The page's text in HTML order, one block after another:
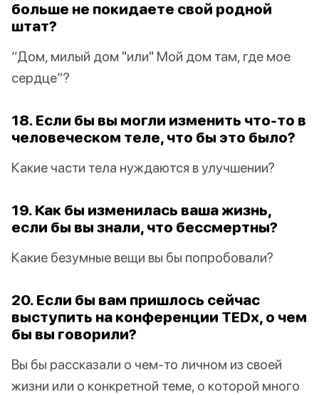
больше не покидаете свой родной
штат?
“Дом, милый дом "или" Мой дом там, где мое
сердце”?
18. Если бы вы могли изменить что-то в
человеческом теле, что бы это было?
Какие части тела нуждаются в улучшении?
19. Как бы изменилась ваша жизнь,
если бы вы знали, что бессмертны?
Какие безумные вещи вы бы попробовали?
20. Если бы вам пришлось сейчас
выступить на конференции TEDx, о чем
бы вы говорили?
Вы бы рассказали о чем-то личном из своей
жизни или о конкретной теме, о которой много